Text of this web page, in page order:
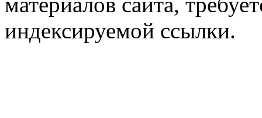
индексируемой ссылки.